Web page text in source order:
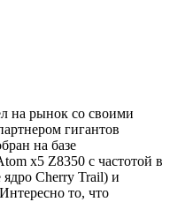
на рынок со своими
гигантов
на базе
x5 Z8350 с частотой в
ядро Cherry Trail) и
то, что